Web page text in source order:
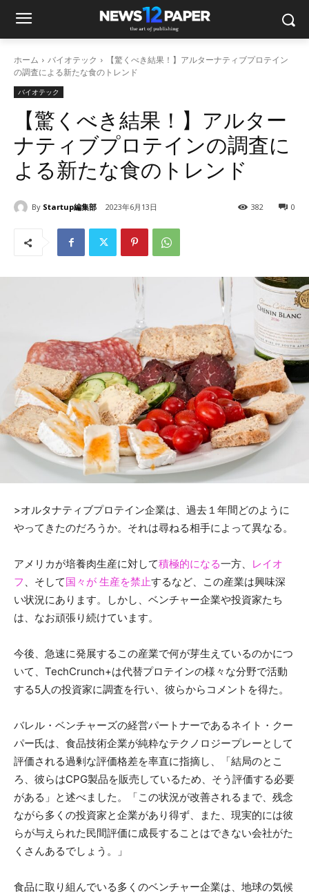
ホーム バイオテック
【驚くべき結果！】アルターナティブプロテイン
の調査による新たな食のトレンド
バイオテック
【驚くべき結果！】アルター
ナティブプロテインの調査に
よる新たな食のトレンド
By Startup編集部 2023年6月13日 0
382
>オルタナティブプロテイン企業は、 過去１年間どのように
やってきたのだろうか。それは尋ねる相手によって異なる。
アメリカが培養肉生産に対して積極的になる一方、
レイオ
フ
、そして国々が 生産を禁止するなど、この産業は興味深
い状況にあります。しかし、ベンチャー企業や投資家たち
は、なお頑張り続けています。
今後、急速に発展するこの産業で何が芽生えているのかにつ
いて、TechCrunch+は代替プロテインの様々な分野で活動
する5人の投資家に調査を行い、彼らからコメントを得た。
バレル・ベンチャーズの経営パートナーであるネイト・クー
パー氏は、食品技術企業が純粋なテクノロジープレーとして
評価される過剰な評価格差を率直に指摘し、「結局のとこ
ろ、彼らはCPG製品を販売しているため、そう評価する必要
がある」と述べました。「この状況が改善されるまで、残念
ながら多くの投資家と企業があり得ず、また、現実的には彼
らが与えられた民間評価に成長することはできない会社がた
くさんあるでしょう。」
食品に取り組んでいる多くのベンチャー企業は、地球の気候